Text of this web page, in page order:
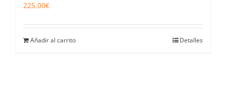
225,00€
Añadir al carrito Detalles